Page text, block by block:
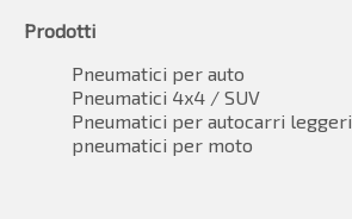
Prodotti
Pneumatici per auto
Pneumatici 4x4 / SUV
Pneumatici per autocarri leggeri
pneumatici per moto